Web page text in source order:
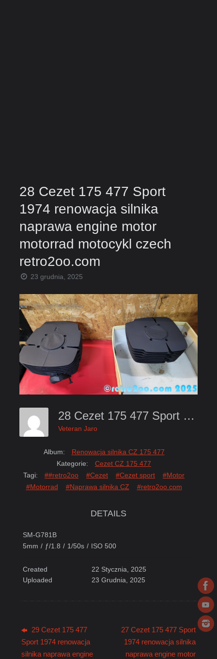
28 Cezet 175 477 Sport
1974 renowacja silnika
naprawa engine motor
motorrad motocykl czech
retro2oo.com
23 grudnia, 2025
28 Cezet 175 477 Sport 1974 Renowacja Silnika Naprawa Engine Motor Motorrad Motocykl Czech Retro2oo.com
Veteran Jaro
Album:
Renowacja silnika CZ 175 477
Kategorie:
Cezet CZ 175 477
Tagi:
##retro2oo #Cezet #Cezet sport
#Motor
#Motorrad
#Naprawa silnika CZ #retro2oo.com
DETAILS
SM-G781B
5mm / ƒ/1.8 / 1/50s / ISO 500
Created
22 Stycznia, 2025
Uploaded
23 Grudnia, 2025
29 Cezet 175 477
Sport 1974 renowacja
silnika naprawa engine
27 Cezet 175 477 Sport
1974 renowacja silnika
naprawa engine motor